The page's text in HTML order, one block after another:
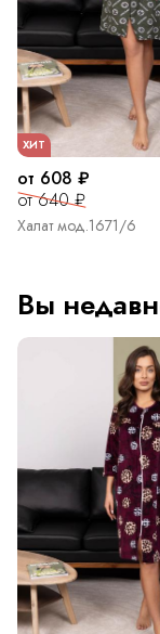
ХИТ
от 608 ₽
от 640 ₽
Халат мод.1671/6
Вы